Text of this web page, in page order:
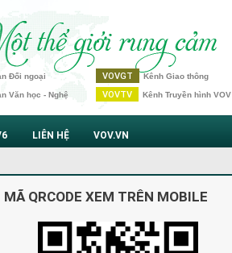
Đối ngoại
Văn học - Nghệ
VOVGT Kênh Giao thông
VOVTV Kênh Truyền hình VOV
LIÊN HỆ VOV.VN
MÃ QRCODE XEM TRÊN MOBILE